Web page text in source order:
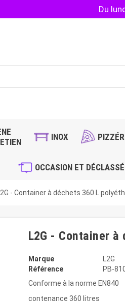
Du
INOX
OCCASION ET DÉCLASSÉ
- Container à déchets 360 L
L2G - Container
Marque
L2G
Référence
PB-
Conforme à la norme EN840
contenance 360 litres